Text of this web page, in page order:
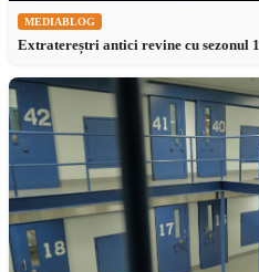
MEDIABLOG
Extratereștri antici revine cu sezonul